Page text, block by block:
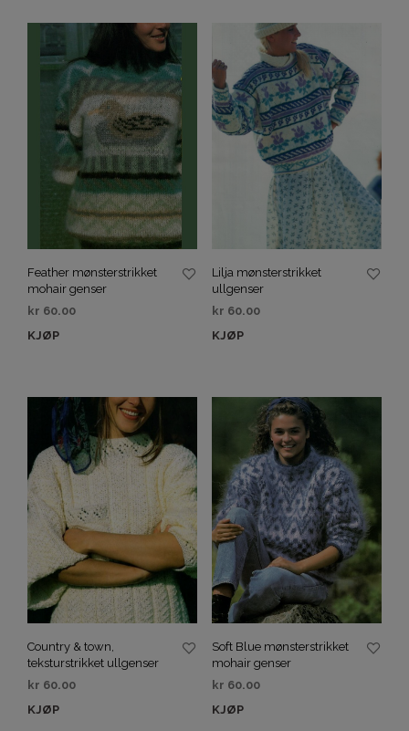
Feather mønsterstrikket
mohair genser
kr 60.00
KJØP
Lilja mønsterstrikket
ullgenser
kr 60.00
KJØP
Country & town,
teksturstrikket ullgenser
kr 60.00
KJØP
Soft Blue mønsterstrikket
mohair genser
kr 60.00
KJØP